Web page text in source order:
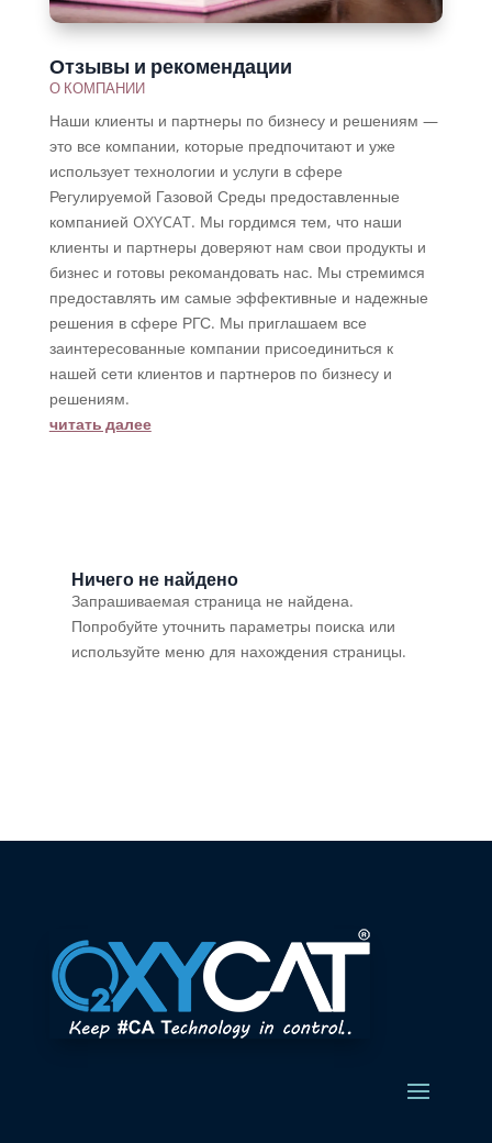
Отзывы и рекомендации
О КОМПАНИИ
Наши клиенты и партнеры по бизнесу и решениям —
это все компании, которые предпочитают и уже
использует технологии и услуги в сфере
Регулируемой Газовой Среды предоставленные
компанией OXYCAT. Мы гордимся тем, что наши
клиенты и партнеры доверяют нам свои продукты и
бизнес и готовы рекомандовать нас. Мы стремимся
предоставлять им самые эффективные и надежные
решения в сфере РГС. Мы приглашаем все
заинтересованные компании присоединиться к
нашей сети клиентов и партнеров по бизнесу и
решениям.
читать далее
Ничего не найдено
Запрашиваемая страница не найдена.
Попробуйте уточнить параметры поиска или
используйте меню для нахождения страницы.